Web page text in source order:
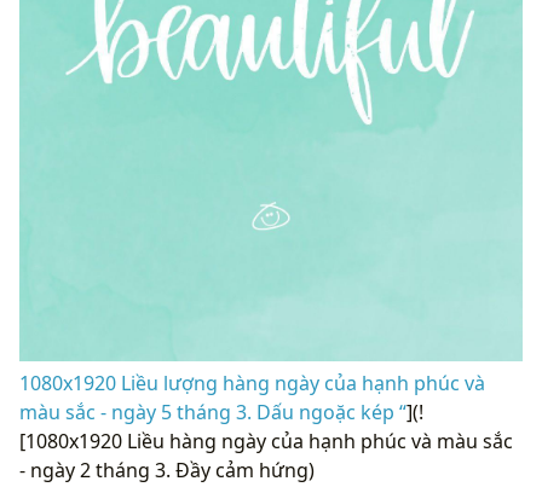
1080x1920 Liều lượng hàng ngày của hạnh phúc và
màu sắc - ngày 5 tháng 3. Dấu ngoặc kép “](!
[1080x1920 Liều hàng ngày của hạnh phúc và màu sắc
- ngày 2 tháng 3. Đầy cảm hứng)